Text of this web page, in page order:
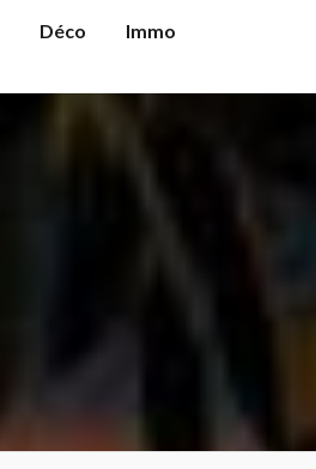
Déco Immo